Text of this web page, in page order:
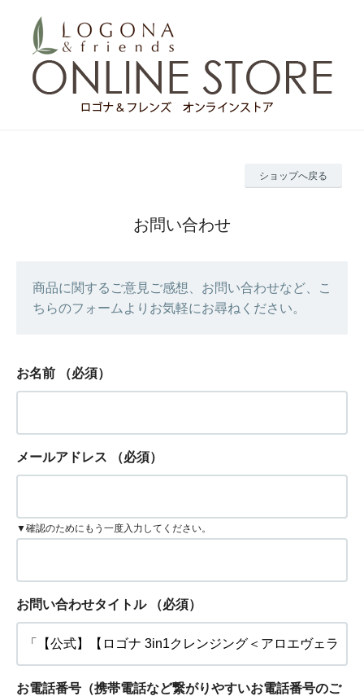
ショップへ戻る
お問い合わせ
商品に関するご意見ご感想、お問い合わせなど、こ
ちらのフォームよりお気軽にお尋ねください。
お名前 （必須）
メールアドレス （必須）
▼確認のためにもう一度入力してください。
お問い合わせタイトル （必須）
お電話番号（携帯電話など繋がりやすいお電話番号のご